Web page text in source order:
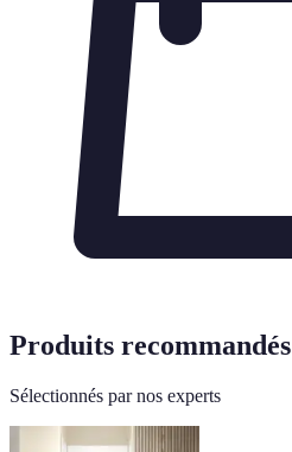
Produits recommandés
Sélectionnés par nos experts